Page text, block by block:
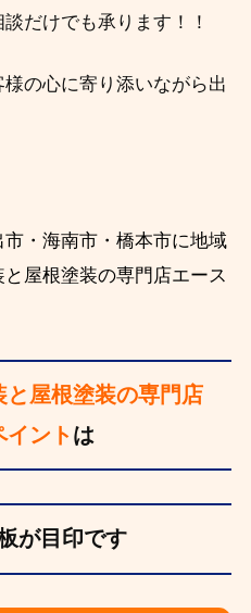
だけでも承ります！！
様の心に寄り添いながら出
・海南市・橋本市に地域
屋根塗装の専門店エース
屋根塗装の専門店
イント は
が目印です